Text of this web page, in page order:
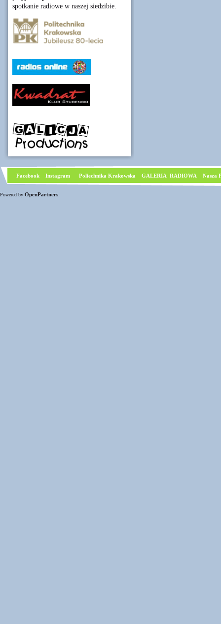
spotkanie radiowe w naszej siedzibie.
Facebook Instagram Poliechnika Krakowska GALERIA RADIOWA Nasza
Powered by OpenPartners